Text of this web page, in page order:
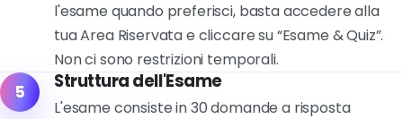
l'esame quando preferisci, basta accedere alla
tua Area Riservata e cliccare su “Esame & Quiz”.
Non ci sono restrizioni temporali.
5 Struttura dell'Esame
L'esame consiste in 30 domande a risposta